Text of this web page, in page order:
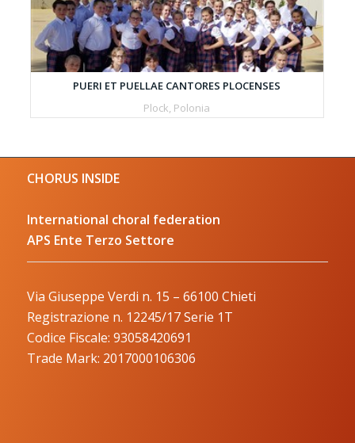
PUERI ET PUELLAE CANTORES PLOCENSES
Plock, Polonia
CHORUS INSIDE
International choral federation
APS Ente Terzo Settore
Via Giuseppe Verdi n. 15 – 66100 Chieti
Registrazione n. 12245/17 Serie 1T
Codice Fiscale: 93058420691
Trade Mark: 2017000106306